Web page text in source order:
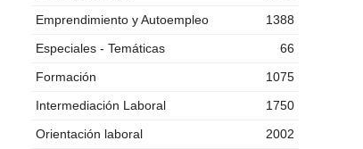
Emprendimiento y Autoempleo
1388
Especiales - Temáticas
66
Formación
1075
Intermediación Laboral
1750
Orientación laboral
2002